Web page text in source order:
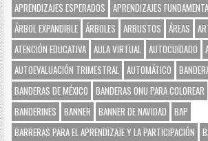
APRENDIZAJES ESPERADOS
APRENDIZAJES
ÁRBOL EXPANDIBLE ÁRBOLES ARBUSTOS ÁREAS
ATENCIÓN EDUCATIVA AULA VIRTUAL AUTOCUIDADO
AUTOEVALUACIÓN TRIMESTRAL AUTOMÁTICO
BANDERAS DE MÉXICO
BANDERAS ONU PARA COLOREAR
BANDERINES
BANNER BANNER DE NAVIDAD
BAP
BARRERAS PARA EL APRENDIZAJE Y LA PARTICIPACIÓN